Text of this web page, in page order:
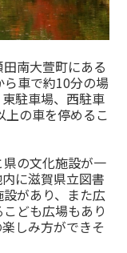
南大萱町にある
ら車で約10分の場
駐車場、西駐車
の車を停めるこ
県の文化施設が一
に滋賀県立図書
があり、また広
ども広場もあり
しみ方ができそ